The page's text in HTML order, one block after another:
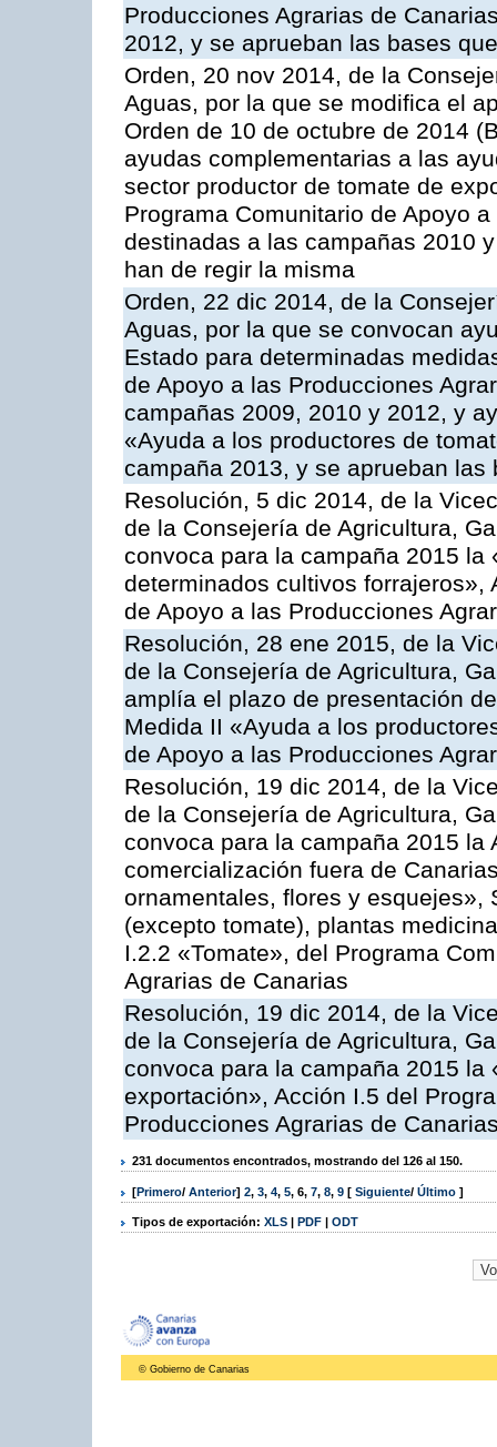
Producciones Agrarias de
2012, y se aprueban las bases
Orden, 20 nov 2014, de la
Aguas, por la que se modifica el
Orden de 10 de octubre de 2014
ayudas complementarias a las
sector productor de tomate de
Programa Comunitario de Apoyo
destinadas a las campañas 2010
han de regir la misma
Orden, 22 dic 2014, de la
Aguas, por la que se convocan
Estado para determinadas
de Apoyo a las Producciones
campañas 2009, 2010 y 2012, y
«Ayuda a los productores de
campaña 2013, y se aprueban
Resolución, 5 dic 2014, de la
de la Consejería de Agricultura,
convoca para la campaña 2015 la
determinados cultivos forrajeros»,
de Apoyo a las Producciones
Resolución, 28 ene 2015, de la
de la Consejería de Agricultura,
amplía el plazo de presentación
Medida II «Ayuda a los
de Apoyo a las Producciones
Resolución, 19 dic 2014, de la
de la Consejería de Agricultura,
convoca para la campaña 2015 la
comercialización fuera de
ornamentales, flores y esquejes»,
(excepto tomate), plantas
I.2.2 «Tomate», del Programa
Agrarias de Canarias
Resolución, 19 dic 2014, de la
de la Consejería de Agricultura,
convoca para la campaña 2015
exportación», Acción I.5 del
Producciones Agrarias de
231 documentos encontrados, mostrando del 126 al 150.
[Primero/ Anterior] 2, 3, 4, 5, 6, 7, 8, 9 [ Siguiente/ Último ]
Tipos de exportación: XLS | PDF | ODT
© Gobierno de Canarias